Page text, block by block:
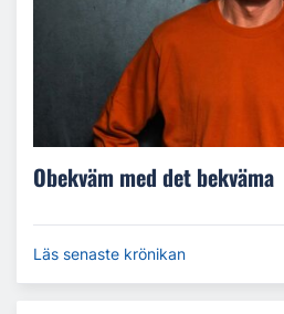
Obekväm med det bekväma
Läs senaste krönikan